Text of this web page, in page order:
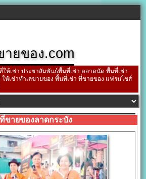
ายของ.com
ให้เช่า ประชาสัมพันธ์พื้นที่เช่า ตลาดนัด พื้นที่เช่า
ห้เช่าทำเลขายของ พื้นที่เช่า ที่ขายของ แฟรนไชส์
ที่ขายของลาดกระบัง